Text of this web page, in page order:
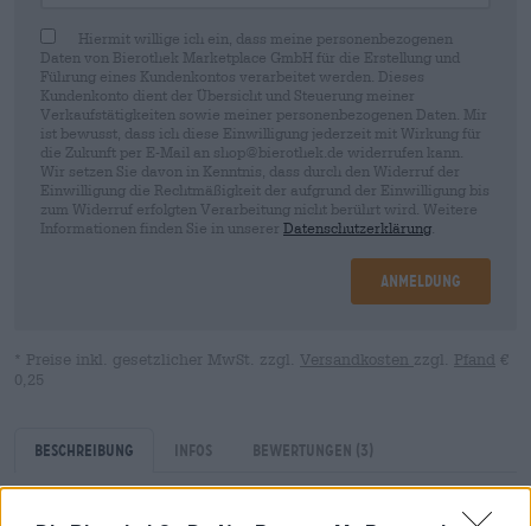
Hiermit willige ich ein, dass meine personenbezogenen
Daten von Bierothek Marketplace GmbH für die Erstellung und
Führung eines Kundenkontos verarbeitet werden. Dieses
Kundenkonto dient der Übersicht und Steuerung meiner
Verkaufstätigkeiten sowie meiner personenbezogenen Daten. Mir
ist bewusst, dass ich diese Einwilligung jederzeit mit Wirkung für
die Zukunft per E-Mail an shop@bierothek.de widerrufen kann.
Wir setzen Sie davon in Kenntnis, dass durch den Widerruf der
Einwilligung die Rechtmäßigkeit der aufgrund der Einwilligung bis
zum Widerruf erfolgten Verarbeitung nicht berührt wird. Weitere
Informationen finden Sie in unserer Datenschutzerklärung
Anmeldung
* Preise inkl. gesetzlicher MwSt. zzgl. Versandkosten zzgl. Pfand €
0,25
Beschreibung Infos Bewertungen (3)